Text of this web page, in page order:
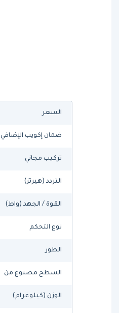
السعر
ضمان إكويب الإضافي
تركيب مجاني
التردد (هيرتز)
القوة / الجهد (واط)
نوع التحكم
الطور
السطح مصنوع من
الوزن (كيلوغرام)